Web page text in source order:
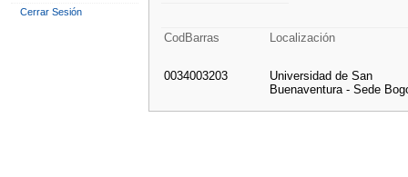
Cerrar Sesión
CodBarras Localización
0034003203
Universidad de San
Buenaventura - Sede